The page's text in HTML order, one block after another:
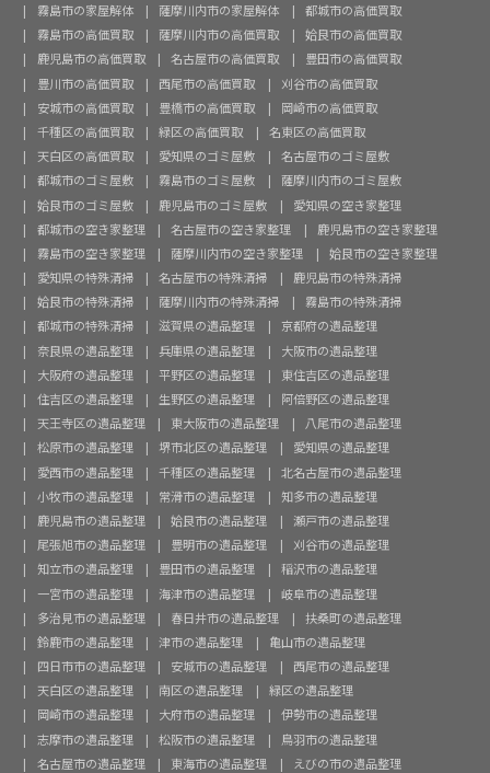
霧島市の家屋解体
薩摩川内市の家屋解体
都城市の高価買取
霧島市の高価買取
薩摩川内市の高価買取
姶良市の高価買取
鹿児島市の高価買取
名古屋市の高価買取
豊田市の高価買取
豊川市の高価買取
西尾市の高価買取
刈谷市の高価買取
安城市の高価買取
豊橋市の高価買取
岡崎市の高価買取
千種区の高価買取
緑区の高価買取
名東区の高価買取
天白区の高価買取
愛知県のゴミ屋敷
名古屋市のゴミ屋敷
都城市のゴミ屋敷
霧島市のゴミ屋敷
薩摩川内市のゴミ屋敷
姶良市のゴミ屋敷
鹿児島市のゴミ屋敷
愛知県の空き家整理
都城市の空き家整理
名古屋市の空き家整理
鹿児島市の空き家整理
霧島市の空き家整理
薩摩川内市の空き家整理
姶良市の空き家整理
愛知県の特殊清掃
名古屋市の特殊清掃
鹿児島市の特殊清掃
姶良市の特殊清掃
薩摩川内市の特殊清掃
霧島市の特殊清掃
都城市の特殊清掃
滋賀県の遺品整理
京都府の遺品整理
奈良県の遺品整理
兵庫県の遺品整理
大阪市の遺品整理
大阪府の遺品整理
平野区の遺品整理
東住吉区の遺品整理
住吉区の遺品整理
生野区の遺品整理
阿倍野区の遺品整理
天王寺区の遺品整理
東大阪市の遺品整理
八尾市の遺品整理
松原市の遺品整理
堺市北区の遺品整理
愛知県の遺品整理
愛西市の遺品整理
千種区の遺品整理
北名古屋市の遺品整理
小牧市の遺品整理
常滑市の遺品整理
知多市の遺品整理
鹿児島市の遺品整理
姶良市の遺品整理
瀬戸市の遺品整理
尾張旭市の遺品整理
豊明市の遺品整理
刈谷市の遺品整理
知立市の遺品整理
豊田市の遺品整理
稲沢市の遺品整理
一宮市の遺品整理
海津市の遺品整理
岐阜市の遺品整理
多治見市の遺品整理
春日井市の遺品整理
扶桑町の遺品整理
鈴鹿市の遺品整理
津市の遺品整理
亀山市の遺品整理
四日市市の遺品整理
安城市の遺品整理
西尾市の遺品整理
天白区の遺品整理
南区の遺品整理
緑区の遺品整理
岡崎市の遺品整理
大府市の遺品整理
伊勢市の遺品整理
志摩市の遺品整理
松阪市の遺品整理
鳥羽市の遺品整理
名古屋市の遺品整理
東海市の遺品整理 えびの市の遺品整理